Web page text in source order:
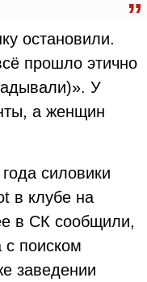
остановили.
прошло этично
У
а женщин
силовики
в клубе на
в СК сообщили,
с поиском
заведении